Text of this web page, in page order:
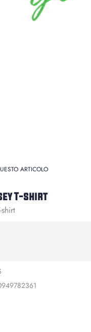
ARTICOLO
T-shirt